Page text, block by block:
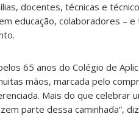
docentes, técnicas e
educação, colaboradores –
65 anos do Colégio de
mãos, marcada pelo
Mais do que celebrar
parte dessa caminhada”,